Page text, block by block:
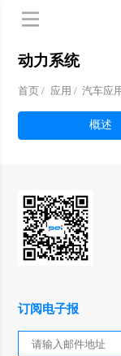
动力系统
首页 / 应用 / 汽车应
概述
订阅电子报